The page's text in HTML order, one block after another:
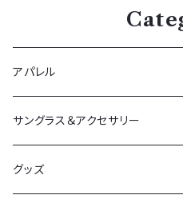
アパレル
アウター
春夏
ボトムス
サングラス＆アクセサリー
サングラス
グッズ